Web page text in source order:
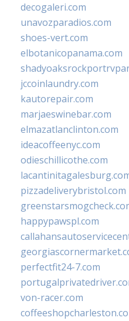
decogaleri.com
unavozparadios.com
shoes-vert.com
elbotanicopanama.com
jccoinlaundry.com
kautorepair.com
marjaeswinebar.com
elmazatlanclinton.com
ideacoffeenyc.com
odieschillicothe.com
pizzadeliverybristol.com
happypawspl.com
perfectfit24-7.com
von-racer.com